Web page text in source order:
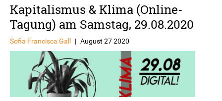
Kapitalismus & Klima (Online-
Tagung) am Samstag, 29.08.2020
Sofia Francisca Gall | August 27 2020